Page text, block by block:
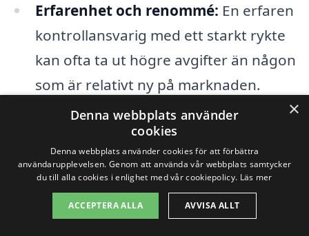
Erfarenhet och renommé: En erfaren
kontrollansvarig med ett starkt rykte
kan ofta ta ut högre avgifter än någon
som är relativt ny på marknaden.
Deras kunskaper och tidigare projekt
kan vara värdefulla för att säkerställa
en smidig process.
Geografiskt läge:Priserna kan också
variera beroende på det specifika
×
Denna webbplats använder
cookies
Denna webbplats använder cookies för att förbättra
användarupplevelsen. Genom att använda vår webbplats samtycker
du till alla cookies i enlighet med vår cookiepolicy. Läs mer
ACCEPTERA ALLA AVVISA ALLT